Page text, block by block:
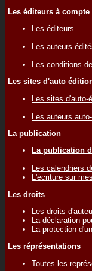
Les éditeurs à
Les éditeurs
Les auteurs
Les conditions
Les sites d'auto
Les sites d'auto-
Les auteurs
La publication
La publication
Les calendriers
L'écriture sur
Les droits
Les droits
La déclaration
La protection
Les réprésentations
Toutes les